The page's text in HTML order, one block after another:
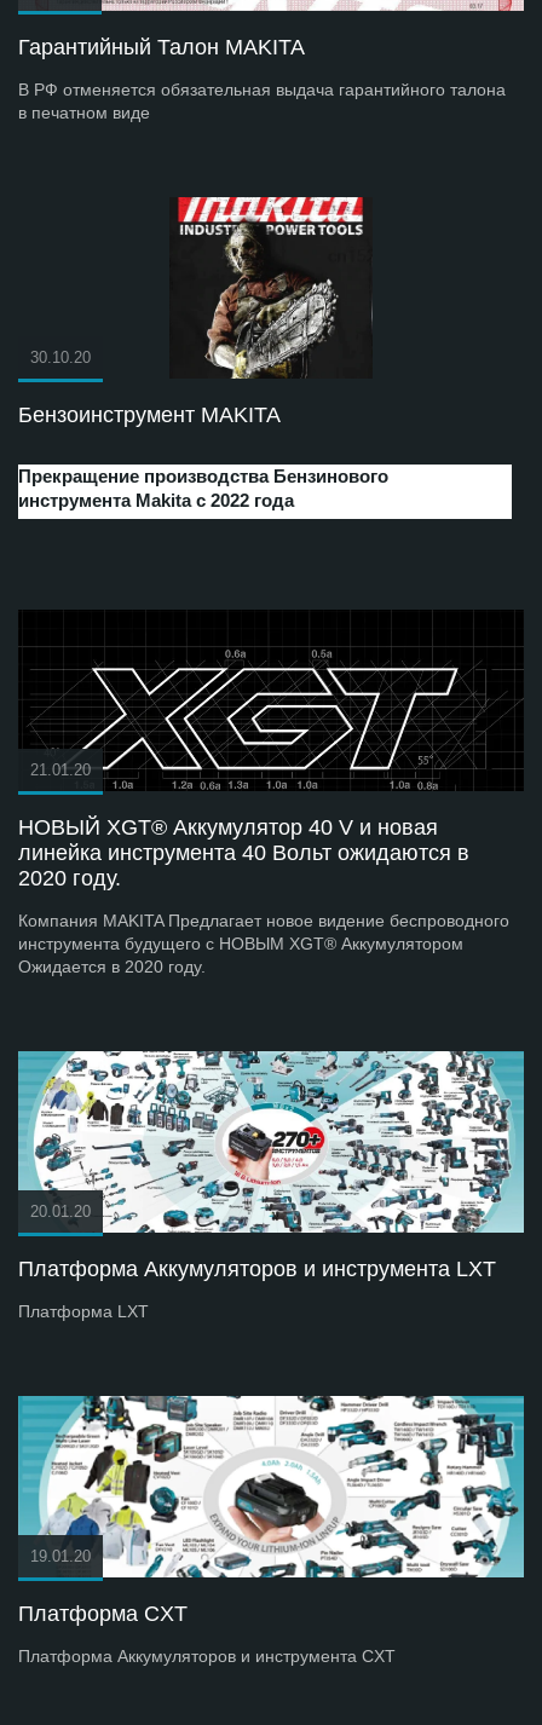
Гарантийный Талон MAKITA
В РФ отменяется обязательная выдача гарантийного талона
в печатном виде
30.10.20
Бензоинструмент MAKITA
Прекращение производства Бензинового
инструмента Makita с 2022 года
21.01.20
НОВЫЙ XGT® Аккумулятор 40 V и новая
линейка инструмента 40 Вольт ожидаются в
2020 году.
Компания MAKITA Предлагает новое видение беспроводного
инструмента будущего с НОВЫМ XGT® Аккумулятором
Ожидается в 2020 году.
20.01.20
Платформа Аккумуляторов и инструмента LXT
Платформа LXT
19.01.20
Платформа СXT
Платформа Аккумуляторов и инструмента СXT